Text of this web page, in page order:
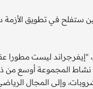
ستفلح في تطويق
"إيفرجراند ليست مطورا
مدينة صينية، لكن نشاط
وإلى المجال